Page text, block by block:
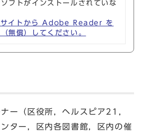
フトがインストールされていな
イトから Adobe Reader を
無償）してください。
ナー（区役所，ヘルスピア21，
ター，区内各図書館，区内の催